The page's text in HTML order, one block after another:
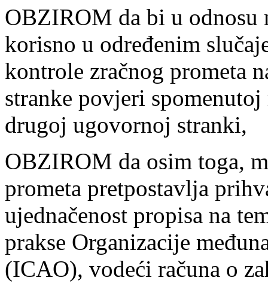
OBZIROM da bi u
korisno u određenim
kontrole zračnog prometa
stranke povjeri
drugoj ugovornoj stranki,
OBZIROM da osim toga,
prometa pretpostavlja
ujednačenost propisa na
prakse Organizacije
(ICAO), vodeći računa o